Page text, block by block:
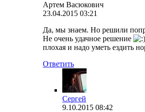
Артем Васюкович
23.04.2015 03:21
Да, мы знаем. Но решили
Не очень удачное решение
плохая и надо уметь ездить
Ответить
Сергей
9.10.2015 08:42